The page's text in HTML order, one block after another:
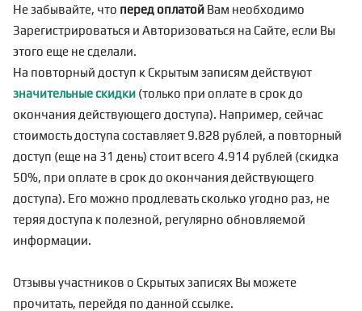
Не забывайте, что перед оплатой Вам необходимо
Зарегистрироваться и Авторизоваться на Сайте, если Вы
этого еще не сделали.
На повторный доступ к Скрытым записям действуют
значительные скидки (только при оплате в срок до
окончания действующего доступа). Например, сейчас
стоимость доступа составляет 9.828 рублей, а повторный
доступ (еще на 31 день) стоит всего 4.914 рублей (скидка
50%, при оплате в срок до окончания действующего
доступа). Его можно продлевать сколько угодно раз, не
теряя доступа к полезной, регулярно обновляемой
информации.
Отзывы участников о Скрытых записях Вы можете
прочитать, перейдя по данной ссылке.